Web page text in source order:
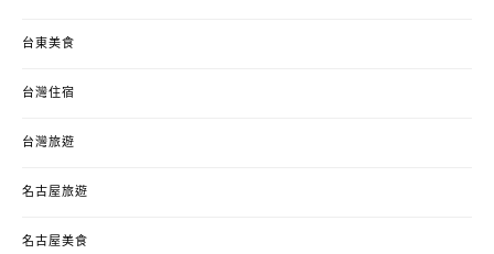
台東美食
台灣住宿
台灣旅遊
名古屋旅遊
名古屋美食